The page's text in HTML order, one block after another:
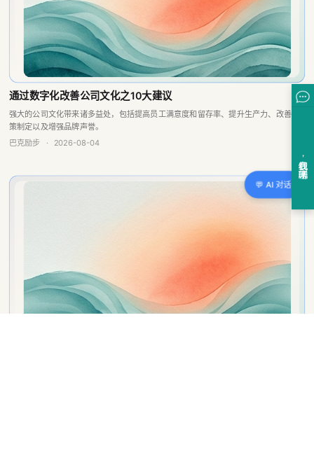
通过数字化改善公司文化之10大建议
强大的公司文化带来诸多益处，包括提高员工满意度和留存率、提升生产力、改善决
策制定以及增强品牌声誉。
巴克励步 · 2026-08-04
B2B SaaS 软件公司客户方案书启动指南